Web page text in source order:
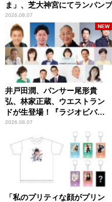
ま」、芝大神宮にてランパン
2026.08.07
井戸田潤、パンサー尾形貴
弘、林家正蔵、ウエストラン
ドが生登場！『ラジオビバリ
ー昼ズ』
2026.08.07
NEW
「私のプリティな顔がプリン